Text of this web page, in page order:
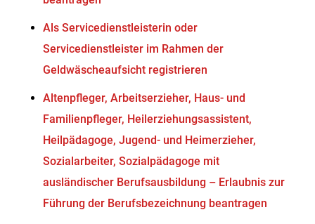
Als Servicedienstleisterin oder
Servicedienstleister im Rahmen der
Geldwäscheaufsicht registrieren
Altenpfleger, Arbeitserzieher, Haus- und
Familienpfleger, Heilerziehungsassistent,
Heilpädagoge, Jugend- und Heimerzieher,
Sozialarbeiter, Sozialpädagoge mit
ausländischer Berufsausbildung – Erlaubnis zur
Führung der Berufsbezeichnung beantragen